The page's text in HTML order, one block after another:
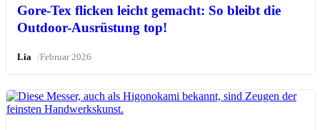
Gore-Tex flicken leicht gemacht: So bleibt die
Outdoor-Ausrüstung top!
Lia /Februar 2026